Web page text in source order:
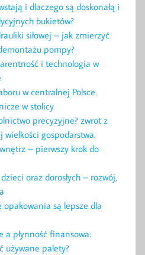
i dlaczego są doskonałą i
bukietów?
siłowej – jak zmierzyć
pompy?
i technologia w
w centralnej Polsce.
w stolicy
precyzyjne? zwrot z
gospodarstwa.
– pierwszy krok do
oraz dorosłych – rozwój,
są lepsze dla
a płynność finansowa:
używane palety?